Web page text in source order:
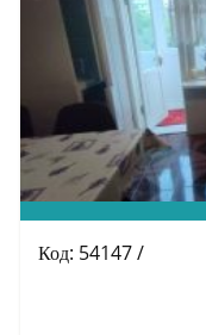
Код: 54147 /